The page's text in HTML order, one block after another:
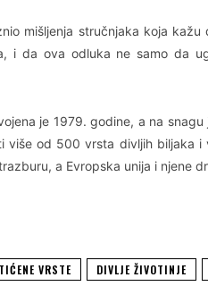
mišljenja stručnjaka koja
i da ova odluka ne samo da
je 1979. godine, a na
više od 500 vrsta divljih biljaka i
a Evropska unija i njene
VRSTE DIVLJE ŽIVOTINJE